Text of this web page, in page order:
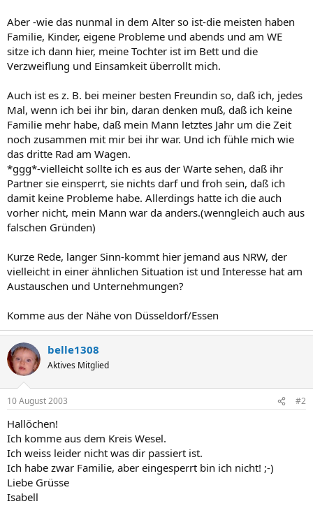
Aber -wie das nunmal in dem Alter so ist-die meisten haben
Familie, Kinder, eigene Probleme und abends und am WE
sitze ich dann hier, meine Tochter ist im Bett und die
Verzweiflung und Einsamkeit überrollt mich.
Auch ist es z. B. bei meiner besten Freundin so, daß ich, jedes
Mal, wenn ich bei ihr bin, daran denken muß, daß ich keine
Familie mehr habe, daß mein Mann letztes Jahr um die Zeit
noch zusammen mit mir bei ihr war. Und ich fühle mich wie
das dritte Rad am Wagen.
*ggg*-vielleicht sollte ich es aus der Warte sehen, daß ihr
Partner sie einsperrt, sie nichts darf und froh sein, daß ich
damit keine Probleme habe. Allerdings hatte ich die auch
vorher nicht, mein Mann war da anders.(wenngleich auch aus
falschen Gründen)
Kurze Rede, langer Sinn-kommt hier jemand aus NRW, der
vielleicht in einer ähnlichen Situation ist und Interesse hat am
Austauschen und Unternehmungen?
Komme aus der Nähe von Düsseldorf/Essen
belle1308
Aktives Mitglied
10 August 2003 #2
Hallöchen!
Ich komme aus dem Kreis Wesel.
Ich weiss leider nicht was dir passiert ist.
Ich habe zwar Familie, aber eingesperrt bin ich nicht! ;-)
Liebe Grüsse
Isabell